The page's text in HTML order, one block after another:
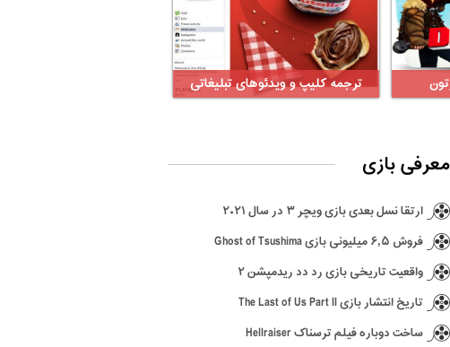
ترجمه کلیپ و ویدئوهای تبلیغاتی
معرفی بازی
ارتقا نسل بعدی بازی ویچر ۳ در سال ۲۰۲۱
فروش ۶٫۵ میلیونی بازی Ghost of Tsushima
واقعیت تاریخی بازی رد دد ریدمپشن ۲
تاریخ انتشار بازی The Last of Us Part II
ساخت دوباره فیلم ترسناک Hellraiser